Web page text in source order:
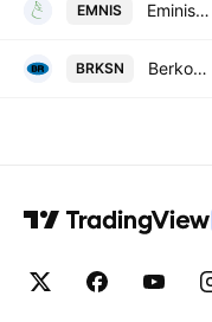
EMNIS Eminis Ambalaj Sanayi ve Ticaret A.S.
BRKSN Berkosan Yalitim ve Tecrit Maddeleri Uretim ve Ticaret A.S.